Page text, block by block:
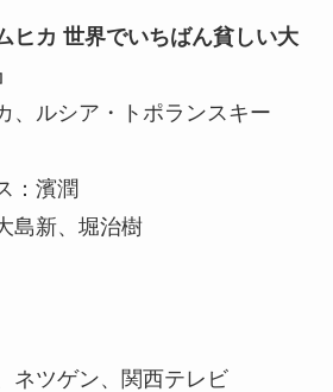
ヒカ 世界でいちばん貧しい大
、ルシア・トポランスキー
：濱潤
島新、堀治樹
ネツゲン、関西テレビ